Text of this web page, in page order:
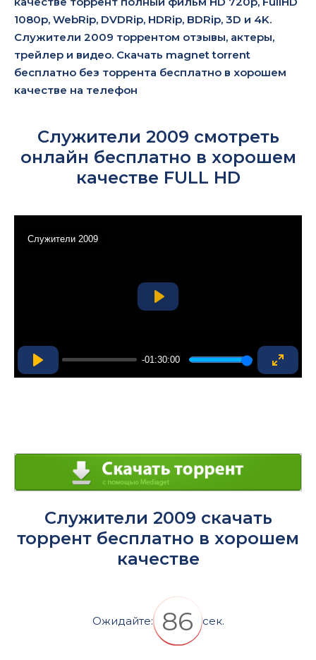
1080p, WebRip, DVDRip, HDRip, BDRip, 3D и 4K.
Служители 2009 торрентом отзывы, актеры,
трейлер и видео. Скачать magnet torrent
бесплатно без торрента бесплатно в хорошем
качестве на телефон
Служители 2009 смотреть
онлайн бесплатно в хорошем
качестве FULL HD
Play
-01:30:00
Enter
Служители 2009
Служители 2009 скачать
торрент бесплатно в хорошем
качестве
Ожидайте: 86 сек.